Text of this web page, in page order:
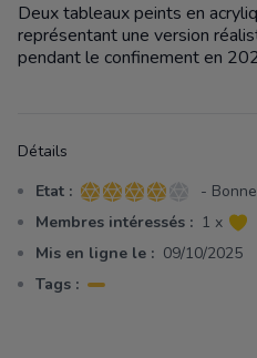
Description
Deux tableaux peints en
représentant une version
pendant le confinement en
Détails
Etat : 4 sur 5 étoiles
-
Membres intéressés : 1 x
Mis en ligne le : 09/10/2025
Tags :